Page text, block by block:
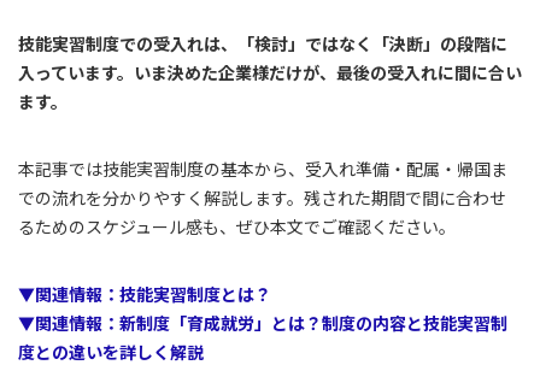
技能実習制度での受入れは、「検討」ではなく「決断」の段階に
入っています。いま決めた企業様だけが、最後の受入れに間に合い
ます。
本記事では技能実習制度の基本から、受入れ準備・配属・帰国ま
での流れを分かりやすく解説します。残された期間で間に合わせ
るためのスケジュール感も、ぜひ本文でご確認ください。
▼関連情報：技能実習制度とは？
▼関連情報：新制度「育成就労」とは？制度の内容と技能実習制
度との違いを詳しく解説